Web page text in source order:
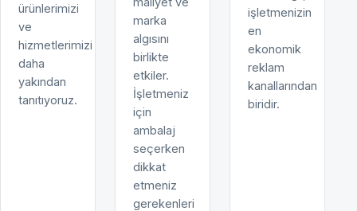
ürünlerimizi
ve
hizmetlerimizi
daha
yakından
tanıtıyoruz.
marka
algısını
birlikte
etkiler.
İşletmeniz
için
ambalaj
seçerken
dikkat
etmeniz
gerekenleri
işletmenizin
en
ekonomik
reklam
kanallarından
biridir.